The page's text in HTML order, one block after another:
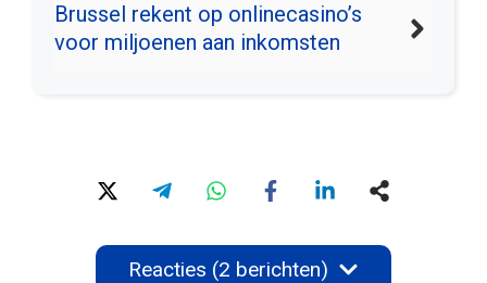
Brussel rekent op onlinecasino’s
voor miljoenen aan inkomsten
Reacties (2 berichten)